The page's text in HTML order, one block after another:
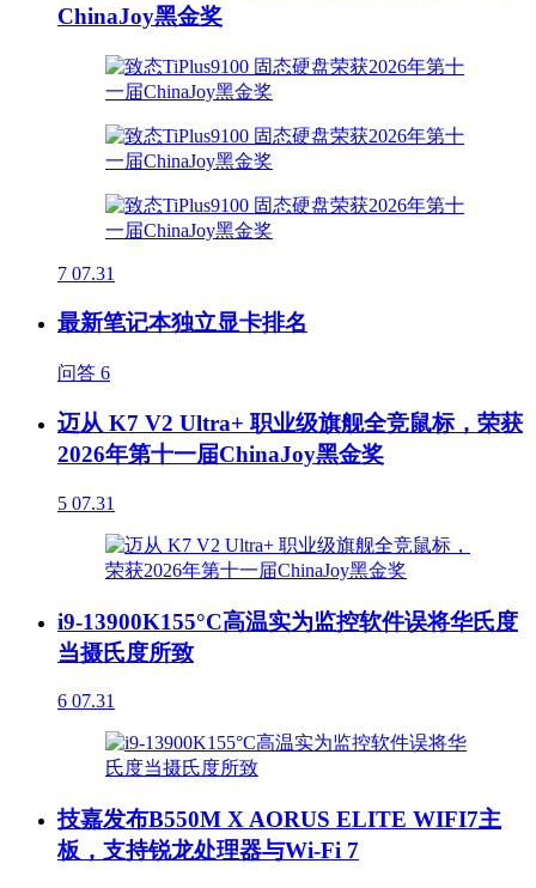
ChinaJoy黑金奖
7 07.31
最新笔记本独立显卡排名
问答 6
迈从 K7 V2 Ultra+ 职业级旗舰全竞鼠标，荣获
2026年第十一届ChinaJoy黑金奖
5 07.31
i9-13900K155°C高温实为监控软件误将华氏度
当摄氏度所致
6 07.31
技嘉发布B550M X AORUS ELITE WIFI7主
板，支持锐龙处理器与Wi-Fi 7